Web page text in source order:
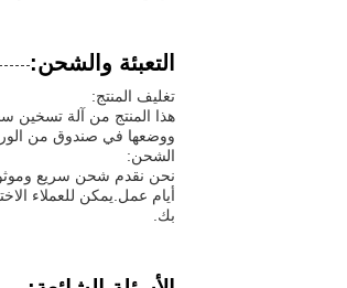
التعبئة والشحن:
تغليف المنتج:
هذا المنتج من آلة تسخين
ووضعها في صندوق من
الشحن:
أيام عمل.يمكن للعملاء
بك.